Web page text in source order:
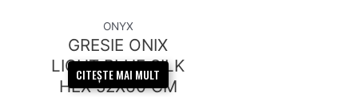
ONYX
GRESIE ONIX
LIGHT BLUE SILK
HEX 52X60 CM
CITEȘTE MAI MULT